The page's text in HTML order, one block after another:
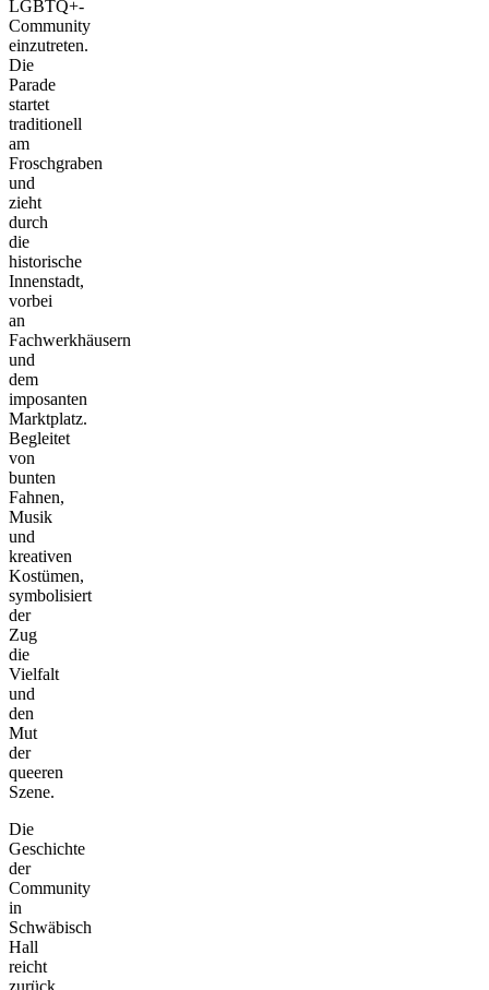
LGBTQ+-
Community
einzutreten.
Die
Parade
startet
traditionell
am
Froschgraben
und
zieht
durch
die
historische
Innenstadt,
vorbei
an
Fachwerkhäusern
und
dem
imposanten
Marktplatz.
Begleitet
von
bunten
Fahnen,
Musik
und
kreativen
Kostümen,
symbolisiert
der
Zug
die
Vielfalt
und
den
Mut
der
queeren
Szene.
Die
Geschichte
der
Community
in
Schwäbisch
Hall
reicht